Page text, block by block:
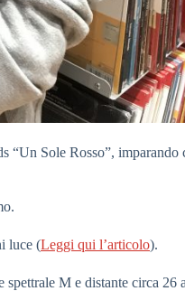
Sole Rosso”, imparando
luce (Leggi qui l’articolo).
M e distante circa 26